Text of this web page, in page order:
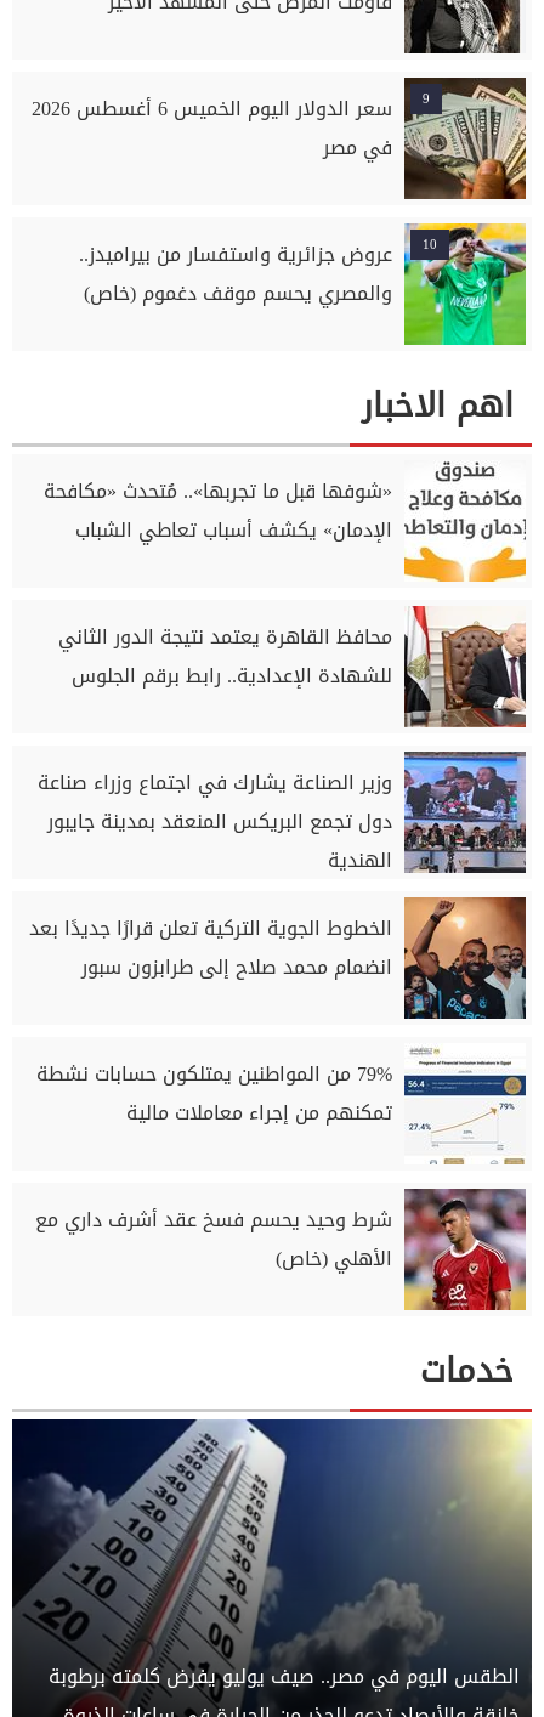
9
سعر الدولار اليوم الخميس 6 أغسطس 2026
في مصر
10
عروض جزائرية واستفسار من بيراميدز..
والمصري يحسم موقف دغموم (خاص)
اهم الاخبار
«شوفها قبل ما تجربها».. مُتحدث «مكافحة
الإدمان» يكشف أسباب تعاطي الشباب
محافظ القاهرة يعتمد نتيجة الدور الثاني
للشهادة الإعدادية.. رابط برقم الجلوس
وزير الصناعة يشارك في اجتماع وزراء صناعة
دول تجمع البريكس المنعقد بمدينة جايبور
الهندية
الخطوط الجوية التركية تعلن قرارًا جديدًا بعد
انضمام محمد صلاح إلى طرابزون سبور
79% من المواطنين يمتلكون حسابات نشطة
تمكنهم من إجراء معاملات مالية
شرط وحيد يحسم فسخ عقد أشرف داري مع
الأهلي (خاص)
خدمات
الطقس اليوم في مصر.. صيف يوليو يفرض كلمته برطوبة